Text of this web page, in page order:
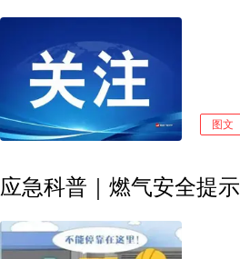
图文
应急科普｜燃气安全提示